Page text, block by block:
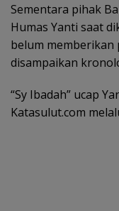
Sementara pihak
Humas Yanti saat
belum memberikan
disampaikan
“Sy Ibadah” ucap
Katasulut.com